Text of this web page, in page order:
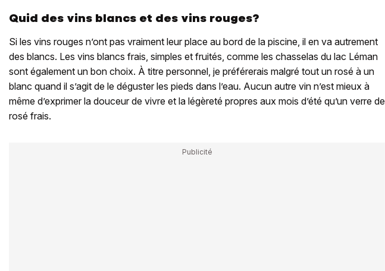
Quid des vins blancs et des vins rouges?
Si les vins rouges n’ont pas vraiment leur place au bord de la piscine, il en va autrement
des blancs. Les vins blancs frais, simples et fruités, comme les chasselas du lac Léman
sont également un bon choix. À titre personnel, je préférerais malgré tout un rosé à un
blanc quand il s’agit de le déguster les pieds dans l’eau. Aucun autre vin n’est mieux à
même d’exprimer la douceur de vivre et la légèreté propres aux mois d’été qu’un verre de
rosé frais.